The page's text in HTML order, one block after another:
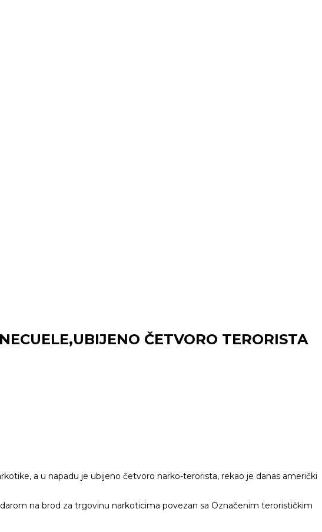
ČETVORO TERORISTA
a u napadu je ubijeno četvoro narko-terorista, rekao je danas američki
na brod za trgovinu narkoticima povezan sa Označenim terorističkim